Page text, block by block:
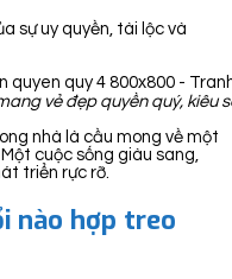
sự uy quyền, tài lộc và
vẻ đẹp quyền quý, kiêu
nhà là cầu mong về một
cuộc sống giàu sang,
triển rực rỡ.
nào hợp treo